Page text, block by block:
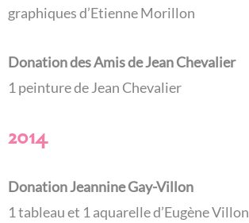
graphiques d’Etienne Morillon
Donation des Amis de Jean Chevalier
1 peinture de Jean Chevalier
2014
Donation Jeannine Gay-Villon
1 tableau et 1 aquarelle d’Eugène Villon